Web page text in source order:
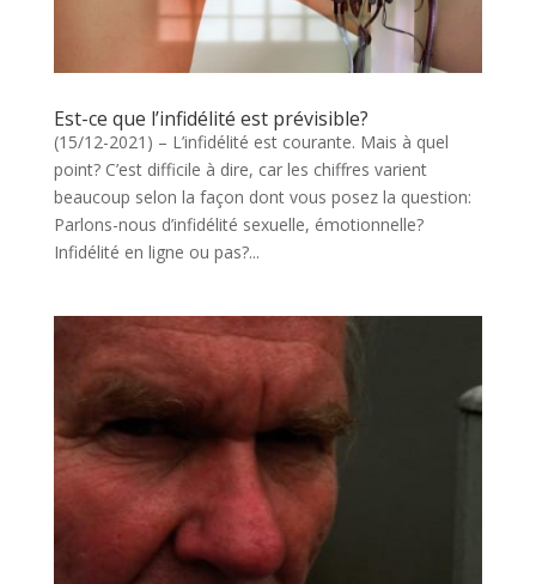
Est-ce que l’infidélité est prévisible?
(15/12-2021) – L’infidélité est courante. Mais à quel
point? C’est difficile à dire, car les chiffres varient
beaucoup selon la façon dont vous posez la question:
Parlons-nous d’infidélité sexuelle, émotionnelle?
Infidélité en ligne ou pas?...